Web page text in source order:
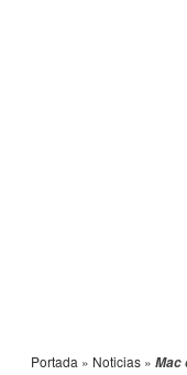
Portada » Noticias » Mac